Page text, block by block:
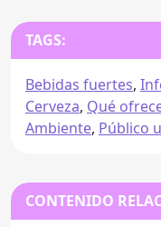
TAGS:
Bebidas fuertes,
Cerveza, Qué
Ambiente, Público
CONTENIDO